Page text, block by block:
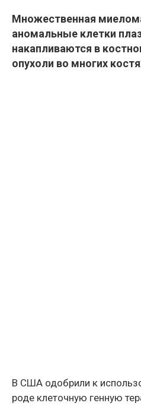
Множественная
аномальные клетки
накапливаются в
опухоли во многих
В США одобрили к
роде клеточную генную